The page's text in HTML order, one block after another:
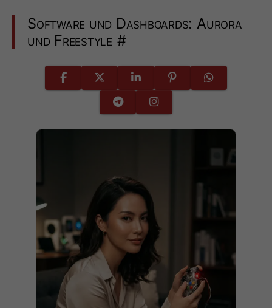
Software und Dashboards: Aurora
und Freestyle #